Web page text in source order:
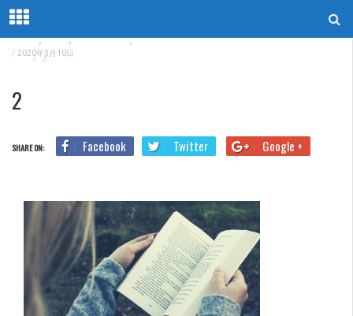
用法
2
/ 2020年3月10日
2
SHARE ON: Facebook Twitter Google +